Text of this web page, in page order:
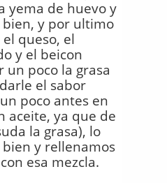
yema de huevo y
bien, y por ultimo
queso, el
y el beicon
poco la grasa
el sabor
poco antes en
aceite, ya que de
la grasa), lo
y rellenamos
esa mezcla.